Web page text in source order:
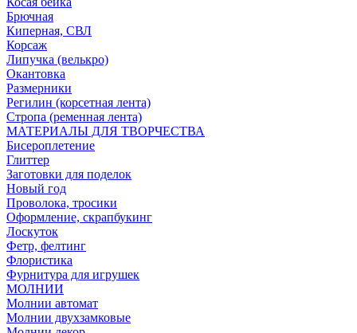
Брючная
Киперная, СВЛ
Корсаж
Липучка (велькро)
Окантовка
Размерники
Регилин (корсетная лента)
Стропа (ременная лента)
МАТЕРИАЛЫ ДЛЯ ТВОРЧЕСТВА
Бисероплетение
Глиттер
Заготовки для поделок
Новый год
Проволока, тросики
Оформление, скрапбукинг
Лоскуток
Фетр, фелтинг
Флористика
Фурнитура для игрушек
МОЛНИИ
Молнии автомат
Молнии двухзамковые